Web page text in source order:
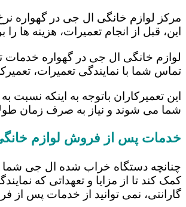
مرکز لوازم خانگی ال جی در گهواره
این، قبل از انجام تعمیرات، هزینه
لوازم خانگی ال جی در گهواره خدمات
تماس شما با نمایندگی تعمیرات،
این تعمیرکاران باتوجه به اینکه نسبت
شما می شوند و نیاز به صرف زمان
خدمات پس از فروش لوازم
چنانچه دستگاه خراب شده ال جی شما
کمک کند تا از مزایا و تعهداتی که
گارانتی، نمی توانید از خدمات پس از